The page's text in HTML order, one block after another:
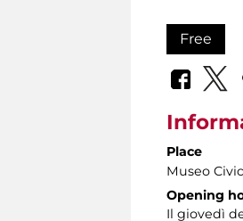
Free
Place
Museo
Opening
Il giovedì